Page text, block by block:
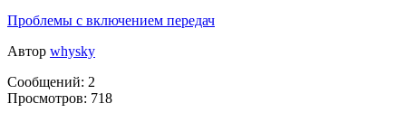
Проблемы с включением передач
Автор whysky
Сообщений: 2
Просмотров: 718